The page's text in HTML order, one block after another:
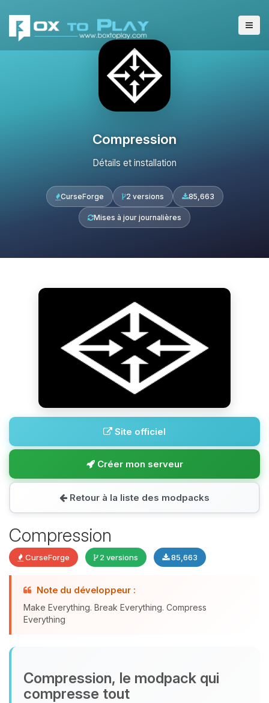
Compression
Détails et installation
CurseForge 2 versions 85,663
Mises à jour journalières
Site officiel
Créer mon serveur
Retour à la liste des modpacks
Compression
CurseForge 2 versions 85,663
Note du développeur :
Make Everything. Break Everything. Compress
Everything
Compression, le modpack qui
compresse tout
Youpi, enfin quelqu’un pour me
parler ! Moi c’est Choupy, ton petit
assistant BoxToPlay. Dis-moi ce dont